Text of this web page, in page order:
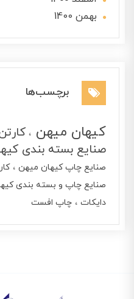
بهمن 1400
برچسب‌ها
کیهان میهن
صنایع بسته بندی
صنایع چاپ کیهان میهن
صنایع چاپ و بسته بندی
دایکات
چاپ افست